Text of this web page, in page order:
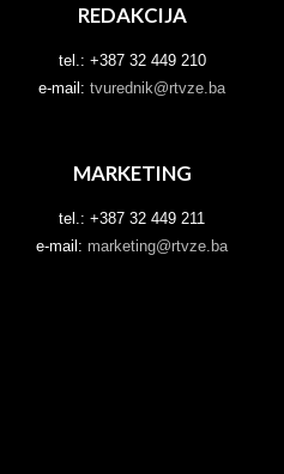
REDAKCIJA
tel.: +387 32 449 210
e-mail: tvurednik@rtvze.ba
MARKETING
tel.: +387 32 449 211
e-mail: marketing@rtvze.ba